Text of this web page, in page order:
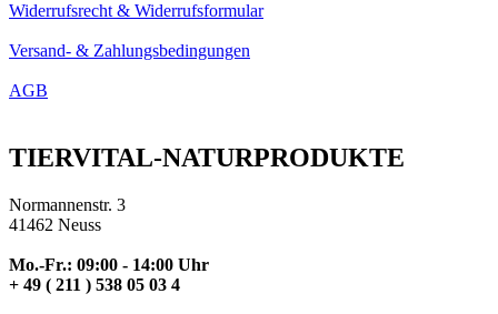
Widerrufsrecht & Widerrufsformular
Versand- & Zahlungsbedingungen
AGB
TIERVITAL-NATURPRODUKTE
Normannenstr. 3
41462 Neuss
Mo.-Fr.: 09:00 - 14:00 Uhr
+ 49 ( 211 ) 538 05 03 4